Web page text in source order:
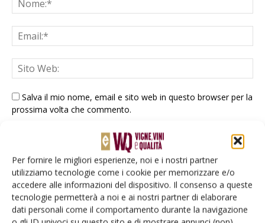
Per fornire le migliori esperienze, noi e i nostri partner
utilizziamo tecnologie come i cookie per memorizzare e/o
accedere alle informazioni del dispositivo. Il consenso a queste
tecnologie permetterà a noi e ai nostri partner di elaborare
dati personali come il comportamento durante la navigazione
Salva il mio nome, email e sito web in questo browser per la
prossima volta che commento.
E-magazine